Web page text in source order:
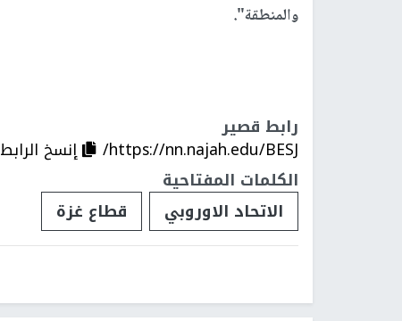
والمنطقة".
رابط قصير
https://nn.najah.edu/BESJ/
إنسخ الرابط
الكلمات المفتاحية
الاتحاد الاوروبي
قطاع غزة